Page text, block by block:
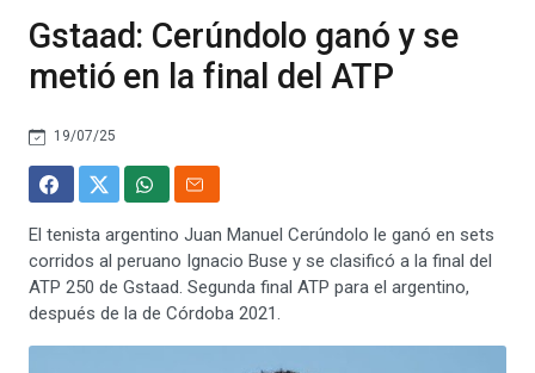
Gstaad: Cerúndolo ganó y se
metió en la final del ATP
19/07/25
El tenista argentino Juan Manuel Cerúndolo le ganó en sets
corridos al peruano Ignacio Buse y se clasificó a la final del
ATP 250 de Gstaad. Segunda final ATP para el argentino,
después de la de Córdoba 2021.